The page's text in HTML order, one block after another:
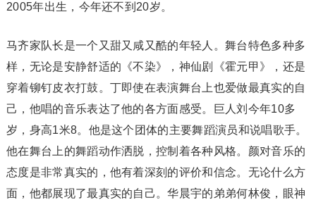
2005年出生，今年还不到20岁。
马齐家队长是一个又甜又咸又酷的年轻人。舞台特色多种多
样，无论是安静舒适的《不染》，神仙剧《霍元甲》，还是
穿着铆钉皮衣打鼓。丁即使在表演舞台上也爱做最真实的自
己，他唱的音乐表达了他的各方面感受。巨人刘今年10多
岁，身高1米8。他是这个团体的主要舞蹈演员和说唱歌手。
他在舞台上的舞蹈动作洒脱，控制着各种风格。颜对音乐的
态度是非常真实的，他有着深刻的评价和信念。无论什么方
面，他都展现了最真实的自己。华晨宇的弟弟何林俊，眼神